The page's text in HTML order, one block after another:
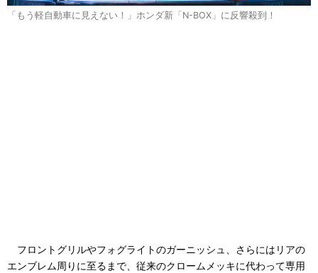
「もう軽自動車に見えない！」ホンダ新「N-BOX」に反響殺到！
フロントグリルやフォグライトのガーニッシュ、さらにはリアの
エンブレム周りに至るまで、従来のクロームメッキに代わって専用